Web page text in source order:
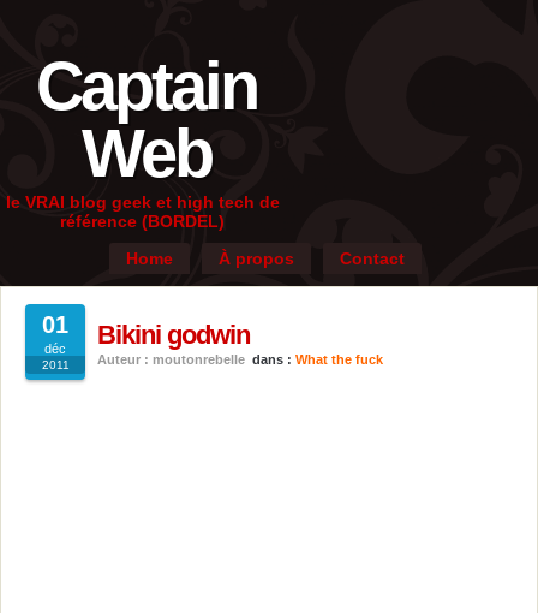
Captain
Web
le VRAI blog geek et high tech de
référence (BORDEL)
Home
À propos Contact
01
déc
2011
Bikini godwin
Auteur : moutonrebelle dans : What the fuck